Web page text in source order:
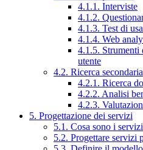
4.1.1. Interviste
4.1.2.
4.1.3. Test di
4.1.4. Web
4.1.5. Strumenti
utente
4.2. Ricerca secondaria
4.2.1. Ricerca
4.2.2. Analisi
4.2.3.
5. Progettazione dei servizi
5.1. Cosa sono i
5.2. Progettare servizi